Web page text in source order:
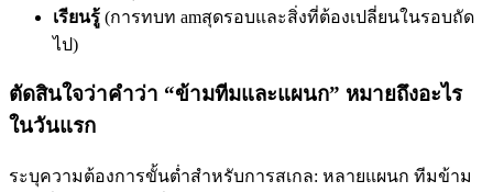
เรียนรู้ (การทบท amสุดรอบและสิ่งที่ต้องเปลี่ยนในรอบถัด
ไป)
ตัดสินใจว่าคำว่า “ข้ามทีมและแผนก” หมายถึงอะไร
ในวันแรก
ระบุความต้องการขั้นต่ำสำหรับการสเกล: หลายแผนก ทีมข้าม